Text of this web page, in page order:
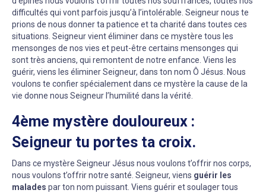
difficultés qui vont parfois jusqu’à l’intolérable. Seigneur nous te
prions de nous donner ta patience et ta charité dans toutes ces
situations. Seigneur vient éliminer dans ce mystère tous les
mensonges de nos vies et peut-être certains mensonges qui
sont très anciens, qui remontent de notre enfance. Viens les
guérir, viens les éliminer Seigneur, dans ton nom Ô Jésus. Nous
voulons te confier spécialement dans ce mystère la cause de la
vie donne nous Seigneur l’humilité dans la vérité.
4ème mystère douloureux :
Seigneur tu portes ta croix.
Dans ce mystère Seigneur Jésus nous voulons t’offrir nos corps,
nous voulons t’offrir notre santé. Seigneur, viens guérir les
malades par ton nom puissant. Viens guérir et soulager tous